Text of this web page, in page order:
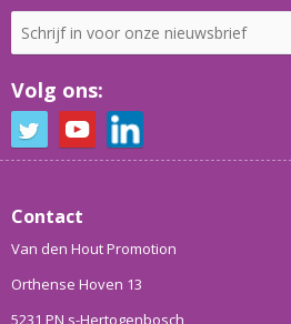
Volg ons:
Contact
Van den Hout Promotion
Orthense Hoven 13
5231 PN s-Hertogenbosch